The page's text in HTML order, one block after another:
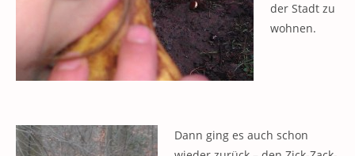
der Stadt zu
wohnen.
Dann ging es auch schon